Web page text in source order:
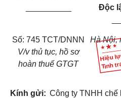
Hiệu
Tình
Độc
Số: 745 TCT/DNNN
V/v thủ tục, hồ sơ
hoàn thuế GTGT
Hà Nội,
Kính gửi: Công ty TNHH